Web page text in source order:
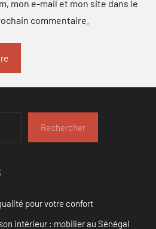
mon e-mail et mon site dans le
commentaire.
Rechercher
pour votre confort
intérieur : mobilier au Sénégal